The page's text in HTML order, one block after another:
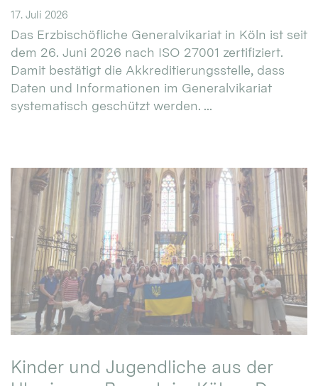
17. Juli 2026
Das Erzbischöfliche Generalvikariat in Köln ist seit
dem 26. Juni 2026 nach ISO 27001 zertifiziert.
Damit bestätigt die Akkreditierungsstelle, dass
Daten und Informationen im Generalvikariat
systematisch geschützt werden. ...
Kinder und Jugendliche aus der